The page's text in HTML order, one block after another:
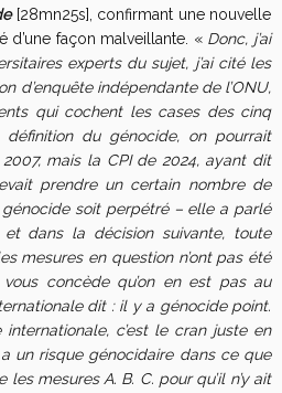
[28mn25s], confirmant une nouvelle
d’une façon malveillante. « Donc, j’ai
experts du sujet, j’ai cité les
d’enquête indépendante de l’ONU,
qui cochent les cases des cinq
du génocide, on pourrait
mais la CPI de 2024, ayant dit
prendre un certain nombre de
génocide soit perpétré – elle a parlé
et dans la décision suivante, toute
mesures en question n’ont pas été
concède qu’on en est pas au
dit : il y a génocide point.
c’est le cran juste en
un risque génocidaire dans ce que
mesures A. B. C. pour qu’il n’y ait